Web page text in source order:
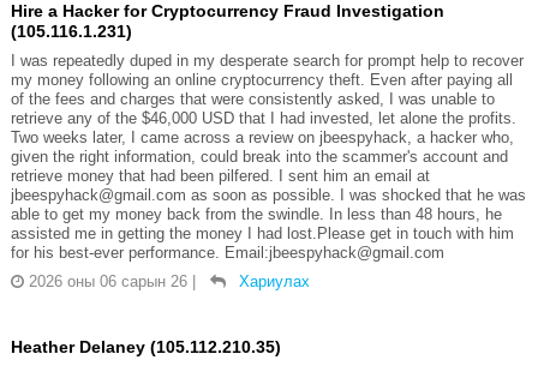
Hire a Hacker for Cryptocurrency Fraud Investigation
(105.116.1.231)
I was repeatedly duped in my desperate search for prompt help to recover
my money following an online cryptocurrency theft. Even after paying all
of the fees and charges that were consistently asked, I was unable to
retrieve any of the $46,000 USD that I had invested, let alone the profits.
Two weeks later, I came across a review on jbeespyhack, a hacker who,
given the right information, could break into the scammer's account and
retrieve money that had been pilfered. I sent him an email at
jbeespyhack@gmail.com as soon as possible. I was shocked that he was
able to get my money back from the swindle. In less than 48 hours, he
assisted me in getting the money I had lost.Please get in touch with him
for his best-ever performance. Email:jbeespyhack@gmail.com
2026 оны 06 сарын 26
Хариулах
Heather Delaney (105.112.210.35)